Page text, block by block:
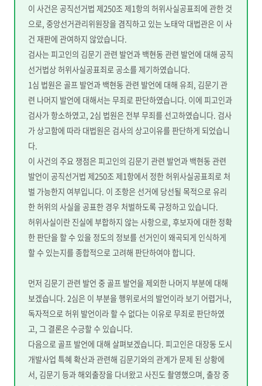
이 사건은 공직선거법 제250조 제1항의 허위사실공표죄에 관한 것
으로, 중앙선거관리위원장을 겸직하고 있는 노태악 대법관은 이 사
건 재판에 관여하지 않았습니다.
검사는 피고인의 김문기 관련 발언과 백현동 관련 발언에 대해 공직
선거법상 허위사실공표죄로 공소를 제기하였습니다.
1심 법원은 골프 발언과 백현동 관련 발언에 대해 유죄, 김문기 관
련 나머지 발언에 대해서는 무죄로 판단하였습니다. 이에 피고인과
검사가 항소하였고, 2심 법원은 전부 무죄를 선고하였습니다. 검사
가 상고함에 따라 대법원은 검사의 상고이유를 판단하게 되었습니
다.
이 사건의 주요 쟁점은 피고인의 김문기 관련 발언과 백현동 관련
발언이 공직선거법 제250조 제1항에서 정한 허위사실공표죄로 처
벌 가능한지 여부입니다. 이 조항은 선거에 당선될 목적으로 유리
한 허위의 사실을 공표한 경우 처벌하도록 규정하고 있습니다.
허위사실이란 진실에 부합하지 않는 사항으로, 후보자에 대한 정확
한 판단을 할 수 있을 정도의 정보를 선거인이 왜곡되게 인식하게
할 수 있는지를 종합적으로 고려해 판단하여야 합니다.
먼저 김문기 관련 발언 중 골프 발언을 제외한 나머지 부분에 대해
보겠습니다. 2심은 이 부분을 행위로서의 발언이라 보기 어렵거나,
독자적으로 허위 발언이라 할 수 없다는 이유로 무죄로 판단하였
고, 그 결론은 수긍할 수 있습니다.
다음으로 골프 발언에 대해 살펴보겠습니다. 피고인은 대장동 도시
개발사업 특혜 확산과 관련해 김문기와의 관계가 문제 된 상황에
서, 김문기 등과 해외출장을 다녀왔고 사진도 촬영했으며, 출장 중